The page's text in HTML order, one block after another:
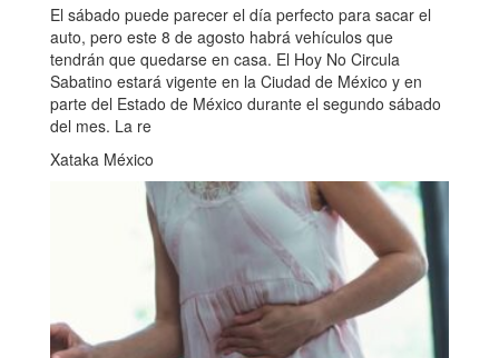
El sábado puede parecer el día perfecto para sacar el
auto, pero este 8 de agosto habrá vehículos que
tendrán que quedarse en casa. El Hoy No Circula
Sabatino estará vigente en la Ciudad de México y en
parte del Estado de México durante el segundo sábado
del mes. La re
Xataka México